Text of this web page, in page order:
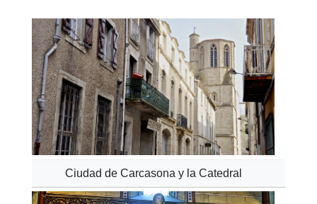
Ciudad de Carcasona y la Catedral